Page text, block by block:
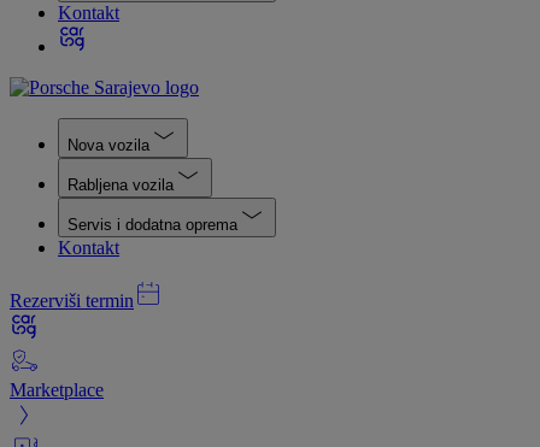
Kontakt
Nova vozila
Rabljena vozila
Servis i dodatna oprema
Kontakt
Rezerviši termin
Marketplace